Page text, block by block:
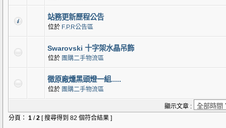
站務更新歷程公告
位於 F.P.R公告區
Swarovski 十字架水晶吊飾
位於 團購二手物流區
徵原廠燻黑頭燈一組.....
位於 團購二手物流區
顯示文章 :
分頁： 1 /2 [ 搜尋得到 82 個符合結果 ]